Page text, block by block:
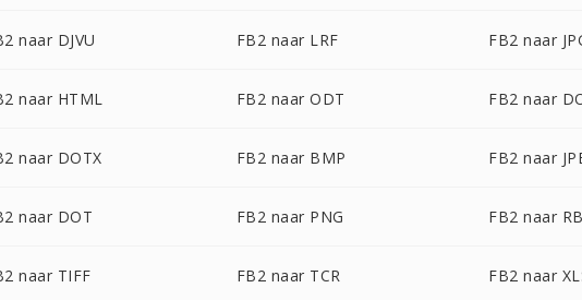
naar DJVU FB2 naar LRF FB2 naar
naar HTML FB2 naar ODT FB2 naar
naar DOTX FB2 naar BMP FB2 naar
naar DOT FB2 naar PNG FB2 naar RB
naar TIFF FB2 naar TCR FB2 naar